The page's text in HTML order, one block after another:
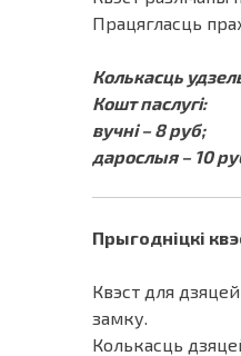
Працягласць
Колькасць
Кошт паслугі:
вучні – 8 руб;
дарослыя – 10
Прыгодніцкі
Квэст для
замку.
Колькасць